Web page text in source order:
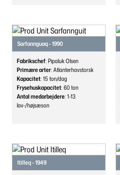
Sarfannguaq - 1990
Fabrikschef: Pipaluk Olsen
Primære arter: Atlanterhavstorsk
Kapacitet: 15ton/dag
Frysehuskapacitet: 60ton
Antal medarbejdere: 1-13
lav-/højsæson
Itilleq - 1949